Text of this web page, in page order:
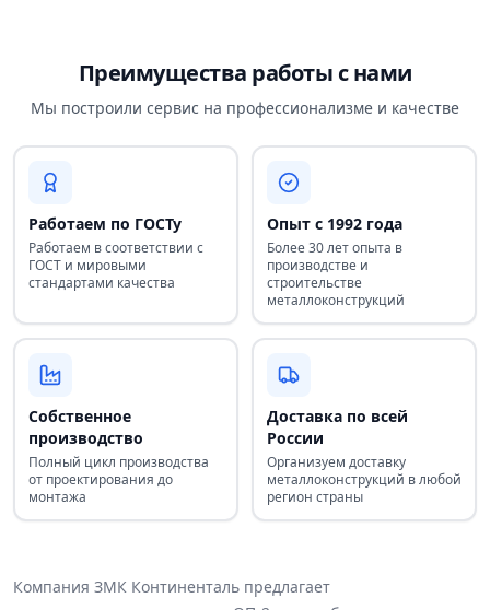
Преимущества работы с нами
Мы построили сервис на профессионализме и качестве
Работаем по ГОСТу
Работаем в соответствии с
ГОСТ и мировыми
стандартами качества
Опыт с 1992 года
Более 30 лет опыта в
производстве и
строительстве
металлоконструкций
Собственное
производство
Полный цикл производства
от проектирования до
монтажа
Доставка по всей
России
Организуем доставку
металлоконструкций в любой
регион страны
Компания ЗМК Континенталь предлагает